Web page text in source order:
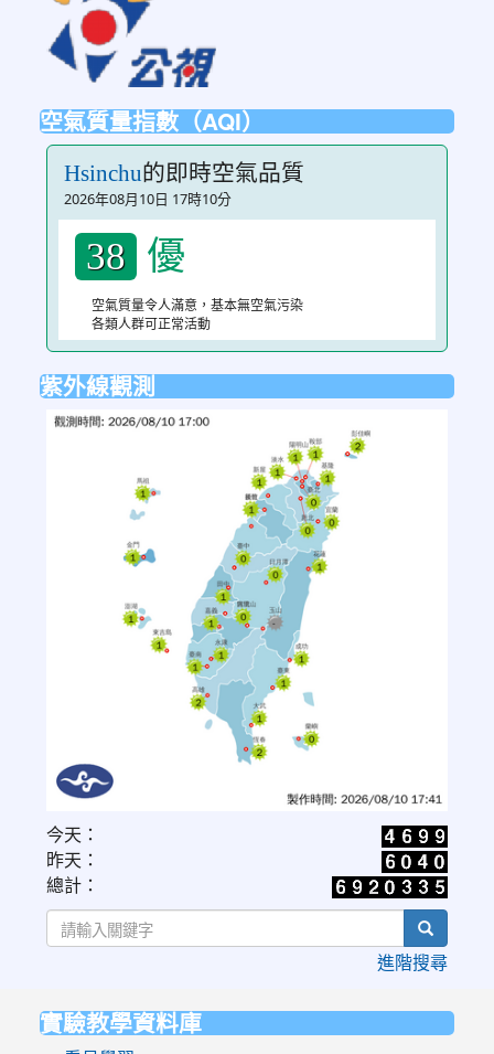
空氣質量指數（AQI）
Hsinchu的即時空氣品質
2026年08月10日 17時10分
38 優
空氣質量令人滿意，基本無空氣污染
各類人群可正常活動
紫外線觀測
link
to
https://www.cwa.gov.tw/V8/C/W/OBS_UVI.html
今天：
昨天：
總計：
search
進階搜尋
實驗教學資料庫